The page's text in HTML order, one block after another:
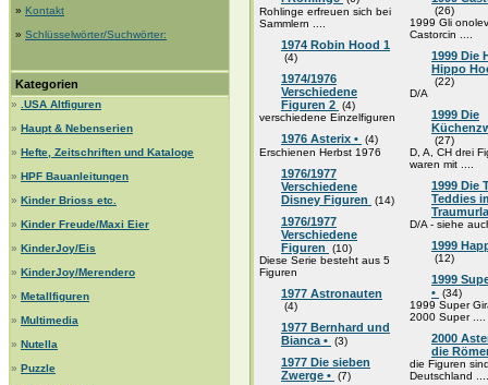
» Kontakt
» Schlüsselwörter/Suchwörter:
Kategorien
»
.USA Altfiguren
» Haupt & Nebenserien
» Hefte, Zeitschriften und Kataloge
» HPF Bauanleitungen
» Kinder Brioss etc.
» Kinder Freude/Maxi Eier
» KinderJoy/Eis
» KinderJoy/Merendero
» Metallfiguren
» Multimedia
» Nutella
» Puzzle
Rohlinge erfreuen sich bei
Sammlern ....
1974 Robin Hood 1
(4)
1974/1976
Verschiedene
Figuren 2 (4)
verschiedene Einzelfiguren
1976 Asterix • (4)
Erschienen Herbst 1976
1976/1977
Verschiedene
Disney Figuren
(14)
1976/1977
Verschiedene
Figuren
(10)
Diese Serie besteht aus 5
Figuren
1977 Astronauten
(4)
1977 Bernhard und
Bianca • (3)
1977 Die sieben
Zwerge • (7)
(26)
1999 Gli
Castorcin ....
1999 Die
Hippo
(22)
D/A
1999 Die
(27)
D, A, CH drei
waren mit ....
1999 Die
Teddies
D/A - siehe
1999
(12)
1999
• (34)
1999 Super
2000 Super ....
2000
die
die Figuren
Deutschland ....